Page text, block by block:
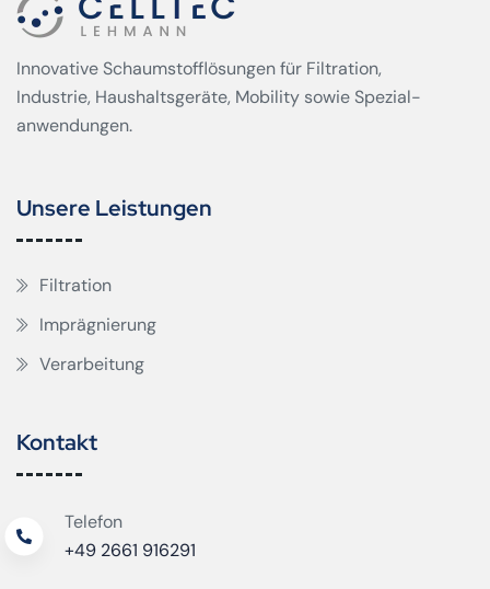
Innovative Schaumstofflösungen für Filtration,
Industrie, Haushaltsgeräte, Mobility sowie Spezial­
anwendungen.
Unsere Leistungen
Filtration
Imprägnierung
Verarbeitung
Kontakt
Telefon
+49 2661 916291